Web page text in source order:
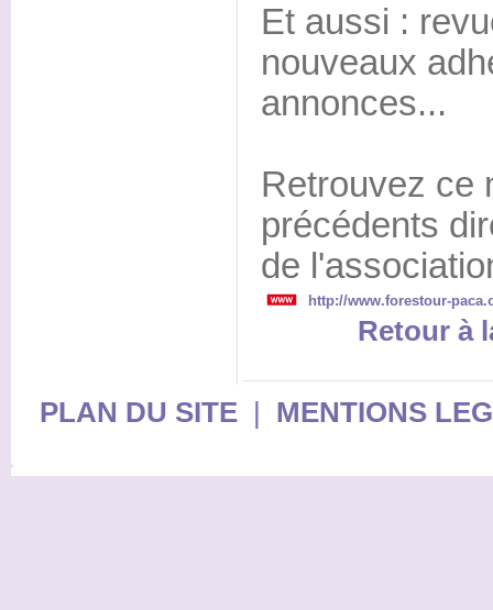
Et aussi :
nouveaux
annonces...
Retrouvez ce
précédents
de
http://www.forestour-
Retour à
PLAN DU SITE| MENTIONS